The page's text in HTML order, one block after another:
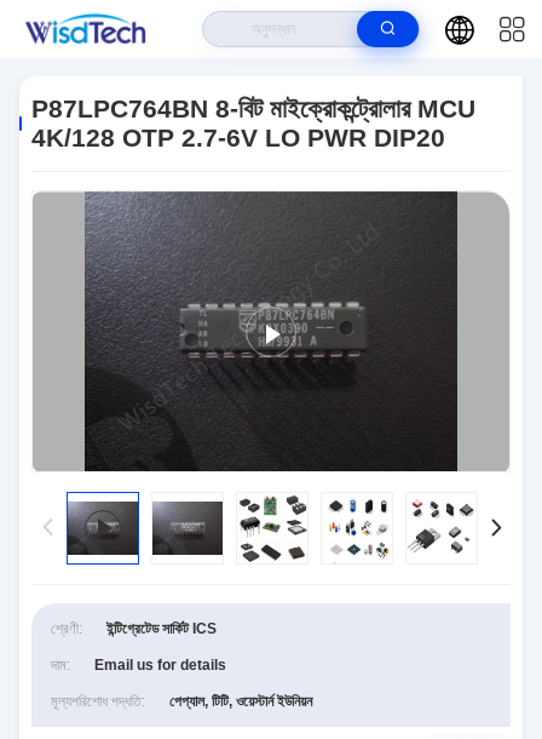
4K/128 OTP 2.7-6V LO PWR DIP20
P87LPC764BN 8-বিট মাইক্রোকন্ট্রোলার MCU
4K/128 OTP 2.7-6V LO PWR DIP20
শ্রেণী: ইন্টিগ্রেটেড সার্কিট ICS
দাম: Email us for details
মূল্যপরিশোধ পদ্ধতি: পেপ্যাল, টিটি, ওয়েস্টার্ন ইউনিয়ন